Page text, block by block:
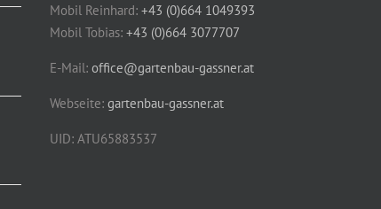
Mobil Reinhard: +43 (0)664 1049393
Mobil Tobias: +43 (0)664 3077707
E-Mail: office@gartenbau-gassner.at
Webseite: gartenbau-gassner.at
UID: ATU65883537